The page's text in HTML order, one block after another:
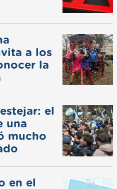
a los
la
el
una
mucho
en el